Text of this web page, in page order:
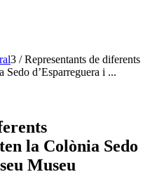
3 / Representants de diferents
d’Esparreguera i ...
la Colònia Sedo
Museu